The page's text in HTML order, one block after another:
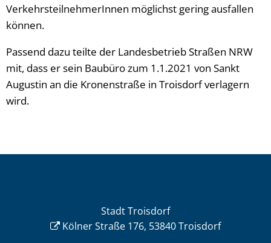
VerkehrsteilnehmerInnen möglichst gering ausfallen
können.
Passend dazu teilte der Landesbetrieb Straßen NRW
mit, dass er sein Baubüro zum 1.1.2021 von Sankt
Augustin an die Kronenstraße in Troisdorf verlagern
wird.
Stadt Troisdorf
Kölner Straße 176, 53840 Troisdorf